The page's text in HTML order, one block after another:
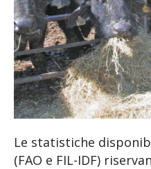
Le statistiche
(FAO e FIL-IDF)